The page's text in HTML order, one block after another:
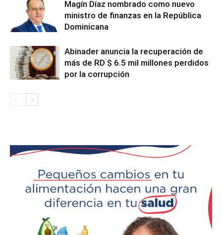
Magín Díaz nombrado como nuevo
ministro de finanzas en la República
Dominicana
Abinader anuncia la recuperación de
más de RD $ 6.5 mil millones perdidos
por la corrupción